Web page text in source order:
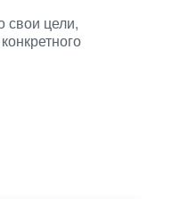
свои цели,